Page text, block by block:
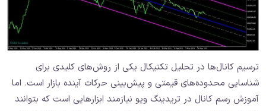
ترسیم کانال‌ها در تحلیل تکنیکال یکی از روش‌های کلیدی برای
شناسایی محدوده‌های قیمتی و پیش‌بینی حرکات آینده بازار است. اما
آموزش رسم کانال در تریدینگ ویو نیازمند ابزارهایی است که بتوانند